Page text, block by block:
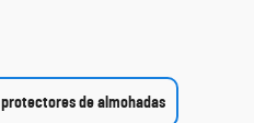
protectores de almohadas